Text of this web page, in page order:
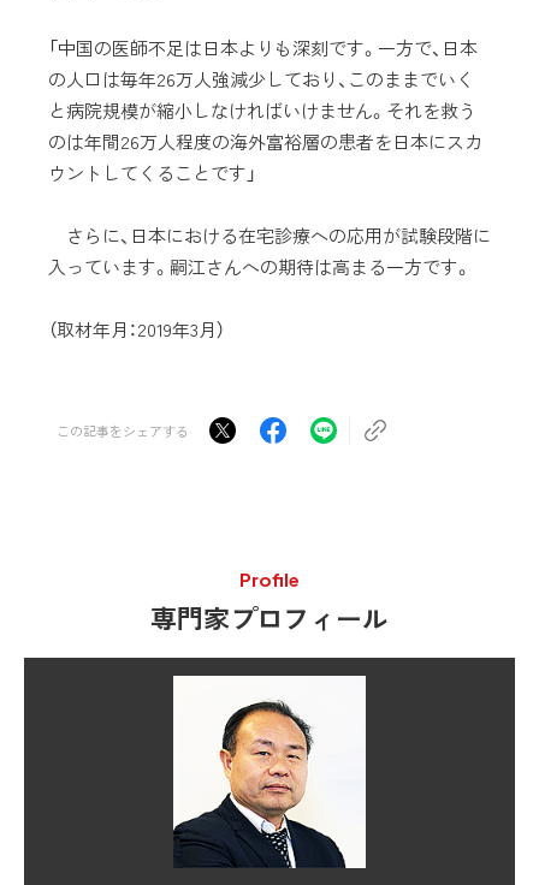
「中国の医師不足は日本よりも深刻です。一方で、日本
の人口は毎年26万人強減少しており、このままでいく
と病院規模が縮小しなければいけません。それを救う
のは年間26万人程度の海外富裕層の患者を日本にスカ
ウントしてくることです」
さらに、日本における在宅診療への応用が試験段階に
入っています。嗣江さんへの期待は高まる一方です。
（取材年月：2019年3月）
この記事をシェアする
Profile
専門家プロフィール